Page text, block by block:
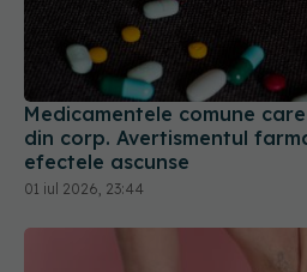
Medicamentele comune
din corp. Avertismentul
efectele ascunse
01 iul 2026, 23:44